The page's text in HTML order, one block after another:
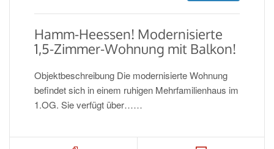
Hamm-Heessen! Modernisierte
1,5-Zimmer-Wohnung mit Balkon!
Objektbeschreibung Die modernisierte Wohnung
befindet sich in einem ruhigen Mehrfamilienhaus im
1.OG. Sie verfügt über……